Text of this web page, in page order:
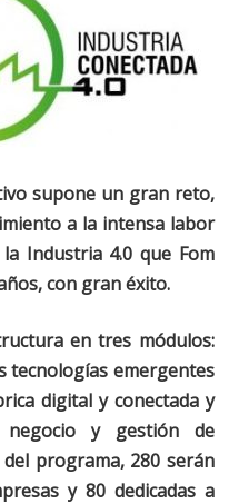
supone un gran reto,
a la intensa labor
Industria 4.0 que Fom
con gran éxito.
en tres módulos:
tecnologías emergentes
digital y conectada y
negocio y gestión de
programa, 280 serán
y 80 dedicadas a